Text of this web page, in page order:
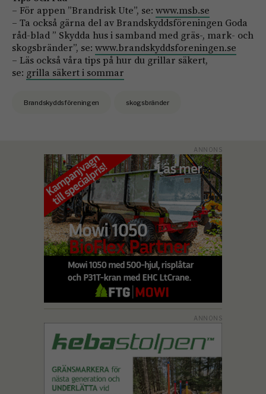
– För appen ”Brandrisk Ute”, se: www.msb.se
– Ta också gärna del av Brandskyddsföreningen Goda
råd-blad ” Skydda hus i samband med gräs-, mark- och
skogsbränder”, se: www.brandskyddsforeningen.se
– Läs också våra tips på hur du grillar säkert,
se: grilla säkert i sommar
Brandskyddsföreningen skogsbränder